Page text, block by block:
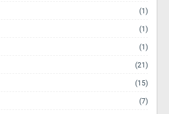
(1)
(1)
(1)
(21)
(15)
(7)